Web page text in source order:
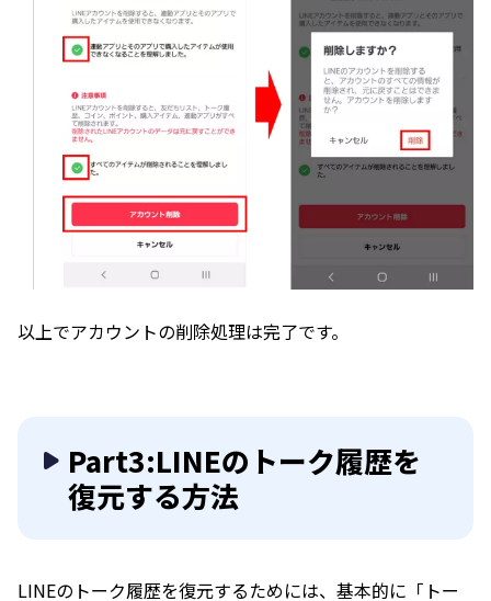
以上でアカウントの削除処理は完了です。
Part3:LINEのトーク履歴を
復元する方法
LINEのトーク履歴を復元するためには、基本的に「トー